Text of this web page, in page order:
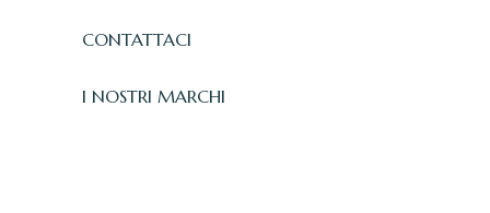
CONTATTACI
I NOSTRI MARCHI